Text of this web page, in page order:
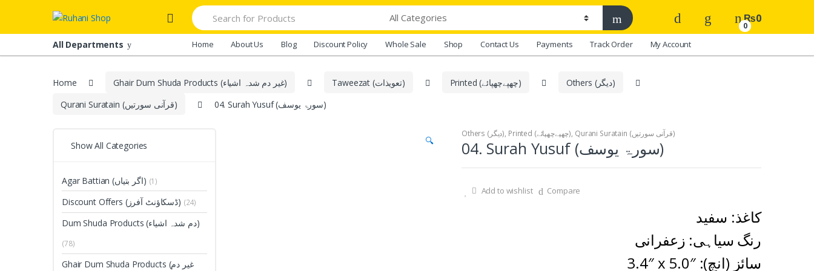
navigation
content
Search
for:
0
₨0
All Departments Home About Us Blog Discount Policy Whole Sale Shop Contact Us Payments Track Order My Account
Home Ghair Dum Shuda Products (غیر دم شدہ اشیاء) Taweezat (تعویذات) Printed (چھپےچھپائے)
Others (دیگر)
Qurani Suratain (قرآنی سورتیں)
04. Surah Yusuf (سورۃ یوسف)
🔍
Others (دیگر), Printed (چھپےچھپائے), Qurani Suratain (قرآنی سورتیں)
04. Surah Yusuf (سورۃ یوسف)
Add to wishlist Compare
کاغذ: سفید
رنگ سیاہی: زعفرانی
3.4″ x 5.0″ :سائز (انچ)
Show All Categories
Agar Battian (اگر بتیاں) (1)
Discount Offers (ڈسکاؤنٹ آفرز) (24)
Dum Shuda Products (دم شدہ اشیاء)
(78)
Ghair Dum Shuda Products (غیر دم